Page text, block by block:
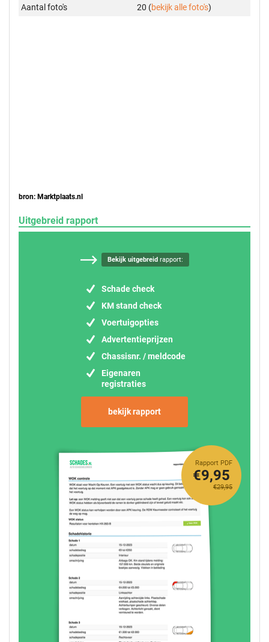
Aantal foto's 20 (bekijk alle foto's)
bron: Marktplaats.nl
Uitgebreid rapport
Bekijk uitgebreidrapport:
Schade check
KM stand check
Voertuigopties
Advertentieprijzen
Chassisnr. / meldcode
Eigenaren
registraties
bekijk rapport
Rapport PDF
€29,95
€9,95